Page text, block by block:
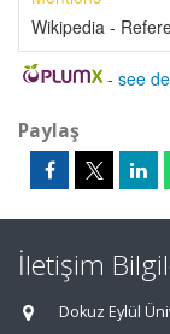
Wikipedia -
- see
Paylaş
İletişim
Dokuz Eylül